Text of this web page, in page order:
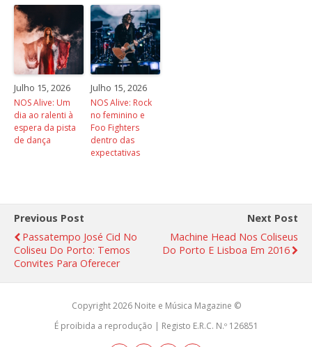
Julho 15, 2026
NOS Alive: Um
dia ao ralenti à
espera da pista
de dança
Julho 15, 2026
NOS Alive: Rock
no feminino e
Foo Fighters
dentro das
expectativas
Previous Post
Passatempo José Cid No
Coliseu Do Porto: Temos
Convites Para Oferecer
Next Post
Machine Head Nos Coliseus
Do Porto E Lisboa Em 2016
Copyright 2026 Noite e Música Magazine ©
É proibida a reprodução | Registo E.R.C. N.º 126851